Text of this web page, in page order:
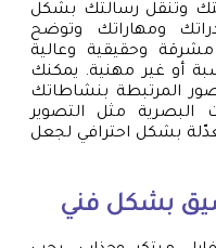
وتنقل رسالتك بشكل
ومهاراتك وتوضح
وحقيقية وعالية
أو غير مهنية. يمكنك
المرتبطة بنشاطاتك
البصرية مثل التصوير
بشكل احترافي لجعل
بشكل فني